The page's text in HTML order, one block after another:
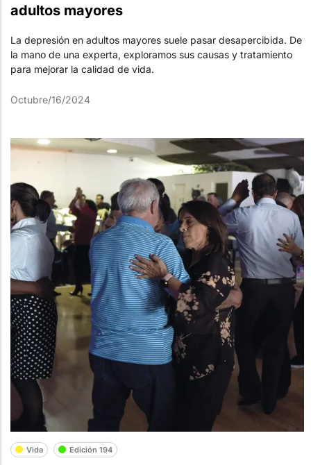
adultos mayores
La depresión en adultos mayores suele pasar desapercibida. De
la mano de una experta, exploramos sus causas y tratamiento
para mejorar la calidad de vida.
Octubre/16/2024
Vida Edición 194